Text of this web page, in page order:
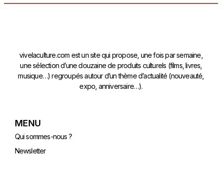
vivelaculture.com est un site qui propose, une fois par semaine,
une sélection d’une douzaine de produits culturels (films, livres,
musique…) regroupés autour d’un thème d’actualité (nouveauté,
expo, anniversaire…).
MENU
Qui sommes-nous ?
Newsletter